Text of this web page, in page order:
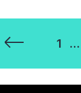
der
Beiträge
1 …